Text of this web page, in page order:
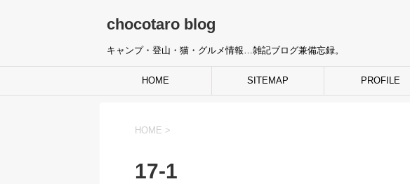
chocotaro blog
キャンプ・登山・猫・グルメ情報…雑記ブログ兼備忘録。
HOME SITEMAP PROFILE
HOME >
17-1